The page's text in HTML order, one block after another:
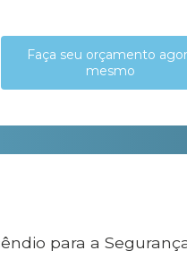
Faça seu orçamento
mesmo
para a